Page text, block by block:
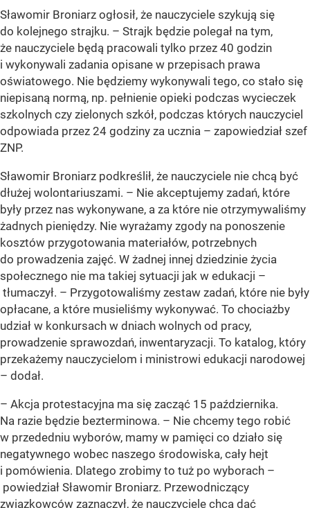
Sławomir Broniarz ogłosił, że nauczyciele szykują się
do kolejnego strajku. – Strajk będzie polegał na tym,
że nauczyciele będą pracowali tylko przez 40 godzin
i wykonywali zadania opisane w przepisach prawa
oświatowego. Nie będziemy wykonywali tego, co stało się
niepisaną normą, np. pełnienie opieki podczas wycieczek
szkolnych czy zielonych szkół, podczas których nauczyciel
odpowiada przez 24 godziny za ucznia – zapowiedział szef
ZNP.
Sławomir Broniarz podkreślił, że nauczyciele nie chcą być
dłużej wolontariuszami. – Nie akceptujemy zadań, które
były przez nas wykonywane, a za które nie otrzymywaliśmy
żadnych pieniędzy. Nie wyrażamy zgody na ponoszenie
kosztów przygotowania materiałów, potrzebnych
do prowadzenia zajęć. W żadnej innej dziedzinie życia
społecznego nie ma takiej sytuacji jak w edukacji –
tłumaczył. – Przygotowaliśmy zestaw zadań, które nie były
opłacane, a które musieliśmy wykonywać. To chociażby
udział w konkursach w dniach wolnych od pracy,
prowadzenie sprawozdań, inwentaryzacji. To katalog, który
przekażemy nauczycielom i ministrowi edukacji narodowej
– dodał.
– Akcja protestacyjna ma się zacząć 15 października.
Na razie będzie bezterminowa. – Nie chcemy tego robić
w przededniu wyborów, mamy w pamięci co działo się
negatywnego wobec naszego środowiska, cały hejt
i pomówienia. Dlatego zrobimy to tuż po wyborach –
powiedział Sławomir Broniarz. Przewodniczący
związkowców zaznaczył, że nauczyciele chcą dać